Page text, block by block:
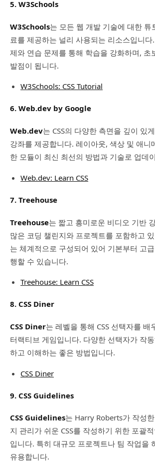
5. W3Schools
W3Schools는 모든 웹 개발 기술에 대한 튜
료를 제공하는 널리 사용되는 리소스입니다
제와 연습 문제를 통해 학습을 강화하며, 초
발점이 됩니다.
W3Schools: CSS Tutorial
6. Web.dev by Google
Web.dev는 CSS의 다양한 측면을 깊이 있
강좌를 제공합니다. 레이아웃, 색상 및 애니
한 모듈이 최신 최선의 방법과 기술로 업데
Web.dev: Learn CSS
7. Treehouse
Treehouse는 짧고 흥미로운 비디오 기반
많은 코딩 챌린지와 프로젝트를 포함하고
는 체계적으로 구성되어 있어 기본부터 고
행할 수 있습니다.
Treehouse: Learn CSS
8. CSS Diner
CSS Diner는 레벨을 통해 CSS 선택자를 배
터랙티브 게임입니다. 다양한 선택자가 작
하고 이해하는 좋은 방법입니다.
CSS Diner
9. CSS Guidelines
CSS Guidelines는 Harry Roberts가 작성
지 관리가 쉬운 CSS를 작성하기 위한 포괄
입니다. 특히 대규모 프로젝트나 팀 작업을
유용합니다.